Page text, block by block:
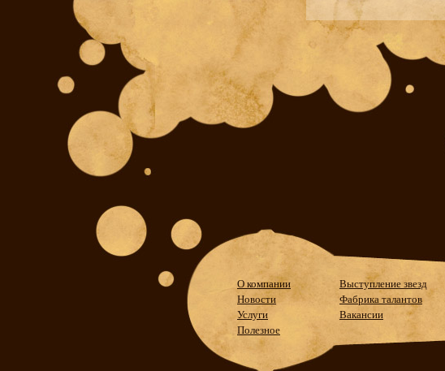
О компании
Новости
Услуги
Полезное
Выступление звезд
Фабрика талантов
Вакансии